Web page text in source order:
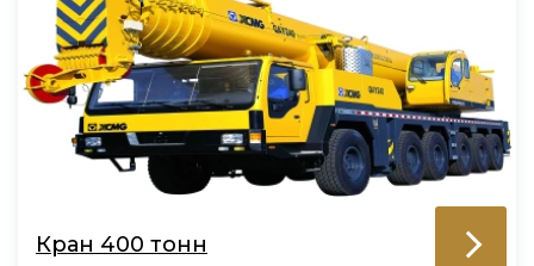
Кран 400 тонн